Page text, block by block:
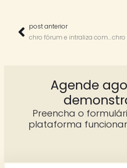
post anterior
chro fórum e intraliza com stela campos
Agende
Preencha o
plataforma